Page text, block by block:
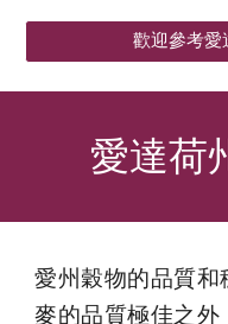
歡迎參考愛
愛達荷
愛州穀物的品質和
麥的品質極佳之外